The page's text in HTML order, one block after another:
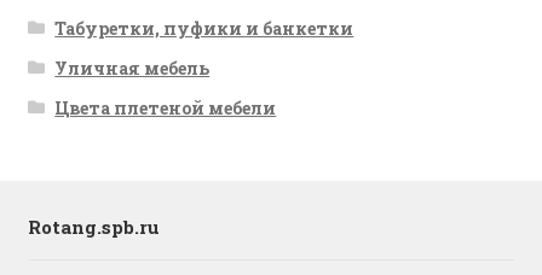
Табуретки, пуфики и банкетки
Уличная мебель
Цвета плетеной мебели
Rotang.spb.ru